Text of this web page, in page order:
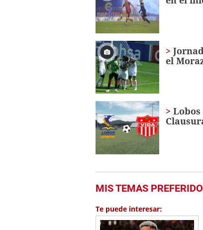
secondsVolume
0%
el
MIS TEMAS
Te puede interesar: